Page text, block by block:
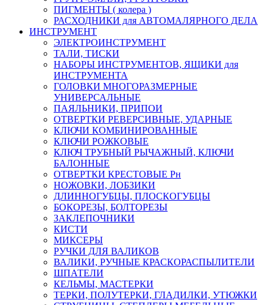
ПИГМЕНТЫ ( колера )
РАСХОДНИКИ для АВТОМАЛЯРНОГО ДЕЛА
ИНСТРУМЕНТ
ЭЛЕКТРОИНСТРУМЕНТ
ТАЛИ, ТИСКИ
НАБОРЫ ИНСТРУМЕНТОВ, ЯЩИКИ для
ИНСТРУМЕНТА
ГОЛОВКИ МНОГОРАЗМЕРНЫЕ
УНИВЕРСАЛЬНЫЕ
ПАЯЛЬНИКИ, ПРИПОИ
ОТВЕРТКИ РЕВЕРСИВНЫЕ, УДАРНЫЕ
КЛЮЧИ КОМБИНИРОВАННЫЕ
КЛЮЧИ РОЖКОВЫЕ
КЛЮЧ ТРУБНЫЙ РЫЧАЖНЫЙ, КЛЮЧИ
БАЛОННЫЕ
ОТВЕРТКИ КРЕСТОВЫЕ Рн
НОЖОВКИ, ЛОБЗИКИ
ДЛИННОГУБЦЫ, ПЛОСКОГУБЦЫ
БОКОРЕЗЫ, БОЛТОРЕЗЫ
ЗАКЛЕПОЧНИКИ
КИСТИ
МИКСЕРЫ
РУЧКИ ДЛЯ ВАЛИКОВ
ВАЛИКИ, РУЧНЫЕ КРАСКОРАСПЫЛИТЕЛИ
ШПАТЕЛИ
КЕЛЬМЫ, МАСТЕРКИ
ТЕРКИ, ПОЛУТЕРКИ, ГЛАДИЛКИ, УТЮЖКИ